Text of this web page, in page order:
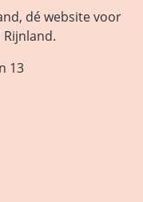
dé website voor
13